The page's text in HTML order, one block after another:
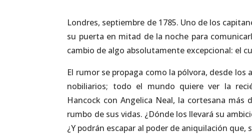
Londres, septiembre de 1785. Uno de los
su puerta en mitad de la noche para
cambio de algo absolutamente excepcional: el
El rumor se propaga como la pólvora, desde
nobiliarios; todo el mundo quiere ver la
Hancock con Angelica Neal, la cortesana más
rumbo de sus vidas. ¿Dónde los llevará su
¿Y podrán escapar al poder de aniquilación